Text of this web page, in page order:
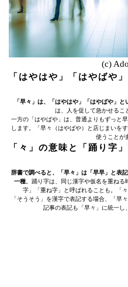
(c)
「はやはや」「はやばや
「早々」は、「はやはや」「はやばや」と
は、人を促して急かせるこ
一方の「はやばや」は、普通よりもずっと
します。「早々（はやばや）と店じまいを
使うことが
「々」の意味と「踊り字
辞書で調べると、「早々」は「早早」と表
一種。踊り字は、同じ漢字や仮名を重ね
字」「重ね字」と呼ばれることも。「
「そうそう」を漢字で表記する場合、「早
記事の表記も「早々」に統一し